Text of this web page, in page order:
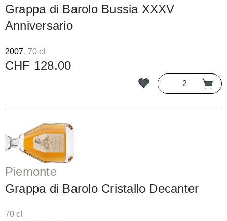
Grappa di Barolo Bussia XXXV
Anniversario
2007, 70 cl
CHF 128.00
Piemonte
Grappa di Barolo Cristallo Decanter
70 cl